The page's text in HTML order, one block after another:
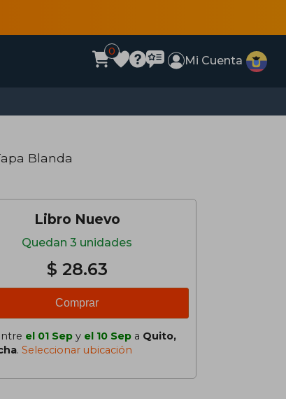
0
Mi Cuenta
Blanda
Libro Nuevo
Quedan 3 unidades
$ 28.63
Comprar
el 01 Sep y el 10 Sep a Quito,
. Seleccionar ubicación